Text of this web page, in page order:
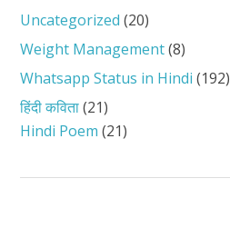
Uncategorized (20)
Weight Management(8)
Whatsapp Status in Hindi (192)
हिंदी कविता(21)
Hindi Poem (21)